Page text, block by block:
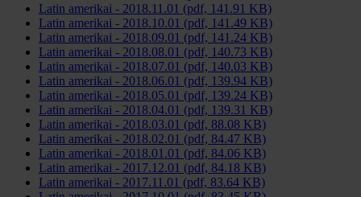
Latin amerikai - 2018.11.01 (pdf, 141.91 KB)
Latin amerikai - 2018.10.01 (pdf, 141.49 KB)
Latin amerikai - 2018.09.01 (pdf, 141.24 KB)
Latin amerikai - 2018.08.01 (pdf, 140.73 KB)
Latin amerikai - 2018.07.01 (pdf, 140.03 KB)
Latin amerikai - 2018.06.01 (pdf, 139.94 KB)
Latin amerikai - 2018.05.01 (pdf, 139.24 KB)
Latin amerikai - 2018.04.01 (pdf, 139.31 KB)
Latin amerikai - 2018.03.01 (pdf, 88.08 KB)
Latin amerikai - 2018.02.01 (pdf, 84.47 KB)
Latin amerikai - 2018.01.01 (pdf, 84.06 KB)
Latin amerikai - 2017.12.01 (pdf, 84.18 KB)
Latin amerikai - 2017.11.01 (pdf, 83.64 KB)